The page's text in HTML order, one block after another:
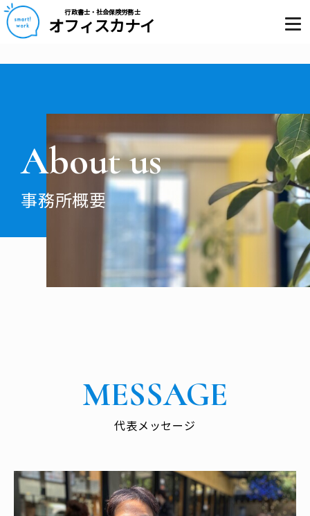
行政書士・社会保険労務士
オフィスカナイ
About us
事務所概要
MESSAGE
代表メッセージ